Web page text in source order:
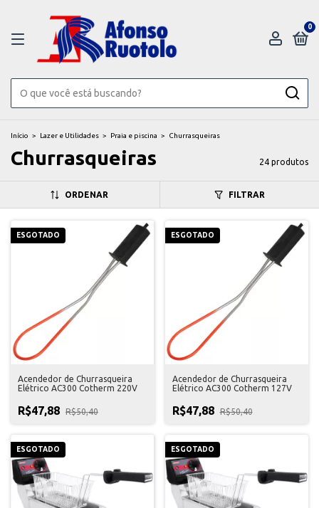
0
Início > Lazer e Utilidades > Praia e piscina > Churrasqueiras
Churrasqueiras 24 produtos
ORDENAR FILTRAR
ESGOTADO
Acendedor de Churrasqueira
Elétrico AC300 Cotherm 220V
R$47,88 R$50,40
ESGOTADO
Acendedor de Churrasqueira
Elétrico AC300 Cotherm 127V
R$47,88 R$50,40
ESGOTADO ESGOTADO